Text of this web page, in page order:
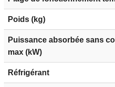
Poids (kg)
Puissance absorbée sans
max (kW)
Réfrigérant